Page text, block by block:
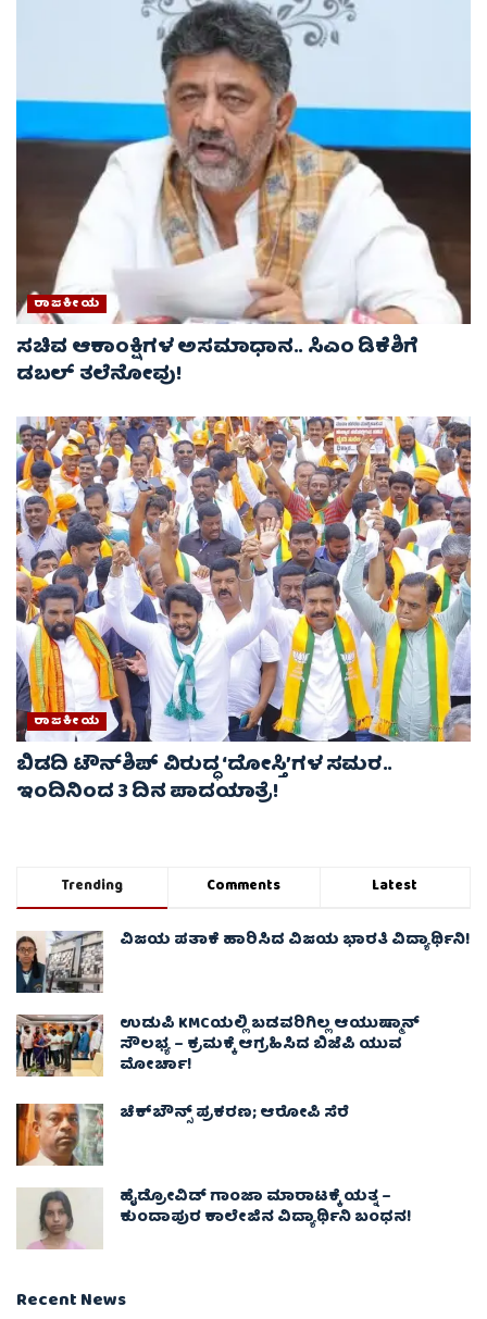
ರಾಜಕೀಯ
ಸಚಿವ ಆಕಾಂಕ್ಷಿಗಳ ಅಸಮಾಧಾನ.. ಸಿಎಂ ಡಿಕೆಶಿಗೆ
ಡಬಲ್ ತಲೆನೋವು!
ರಾಜಕೀಯ
ಬಿಡದಿ ಟೌನ್‌ಶಿಪ್ ವಿರುದ್ಧ ‘ದೋಸ್ತಿ’ಗಳ ಸಮರ..
ಇಂದಿನಿಂದ 3 ದಿನ ಪಾದಯಾತ್ರೆ!
Trending Comments Latest
ವಿಜಯ ಪತಾಕೆ ಹಾರಿಸಿದ ವಿಜಯ ಭಾರತಿ ವಿದ್ಯಾರ್ಥಿನಿ!
ಉಡುಪಿ KMCಯಲ್ಲಿ ಬಡವರಿಗಿಲ್ಲ ಆಯುಷ್ಮಾನ್
ಸೌಲಭ್ಯ – ಕ್ರಮಕ್ಕೆ ಆಗ್ರಹಿಸಿದ ಬಿಜೆಪಿ ಯುವ
ಮೋರ್ಚಾ!
ಚೆಕ್​ಬೌನ್ಸ್​ ಪ್ರಕರಣ; ಆರೋಪಿ ಸೆರೆ
ಹೈಡ್ರೋವಿಡ್ ಗಾಂಜಾ ಮಾರಾಟಕ್ಕೆ ಯತ್ನ –
ಕುಂದಾಪುರ ಕಾಲೇಜಿನ ವಿದ್ಯಾರ್ಥಿನಿ ಬಂಧನ!
Recent News